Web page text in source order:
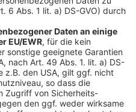
Videoinhalte
Service kann
Aktivitäten
lesen Sie die
stimmen Sie der
zu, um dieses